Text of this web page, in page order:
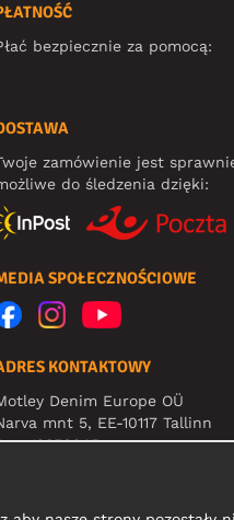
bezpiecznie za pomocą:
zamówienie jest
do śledzenia dzięki:
SPOŁECZNOŚCIOWE
KONTAKTOWY
Denim Europe OÜ
mnt 5, EE-10117 Tallinn
12356245